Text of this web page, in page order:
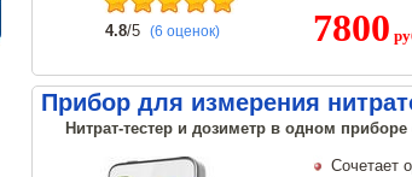
4.8/5 (6 оценок) 7800
Прибор для измерения
Нитрат-тестер и дозиметр в одном приборе
Сочетает